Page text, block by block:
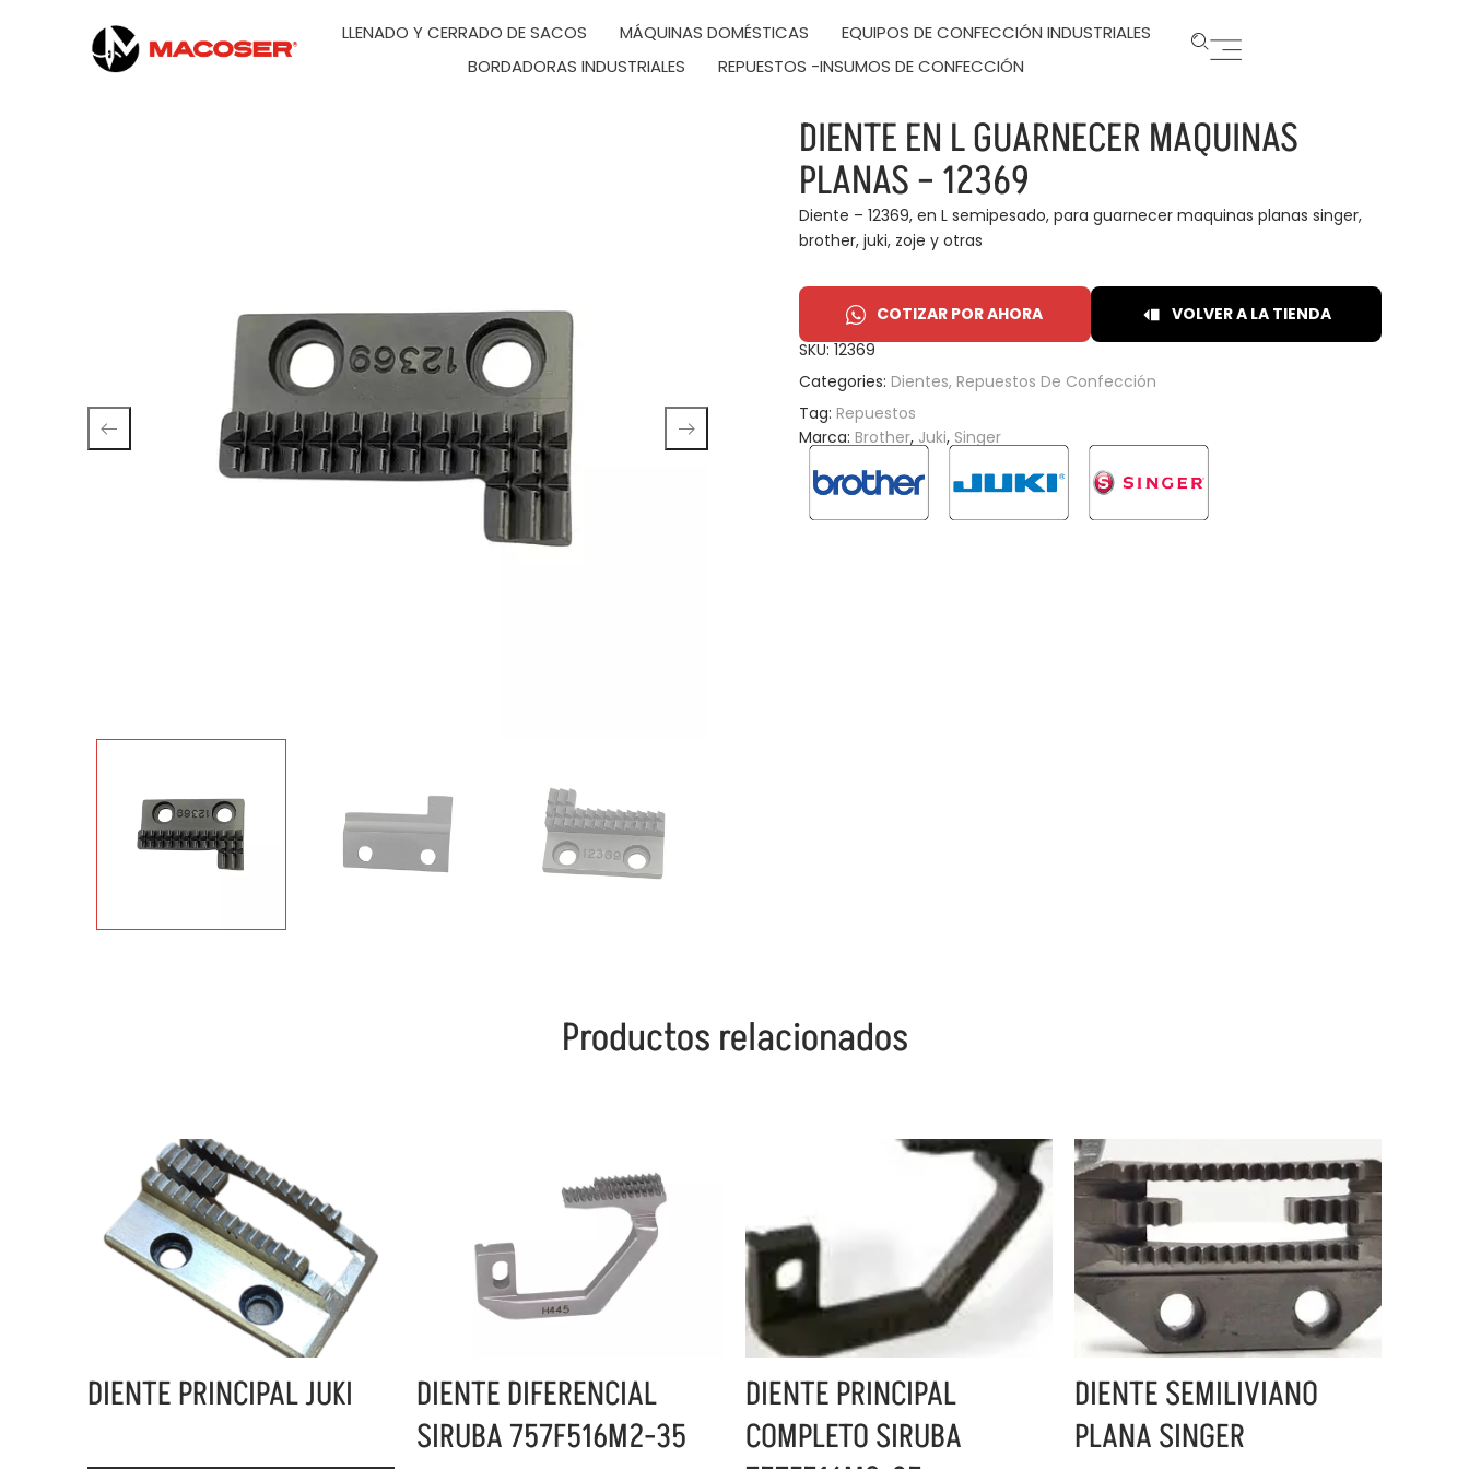
LLENADO Y CERRADO DE SACOS MÁQUINAS DOMÉSTICAS
EQUIPOS DE CONFECCIÓN INDUSTRIALES
BORDADORAS INDUSTRIALES
REPUESTOS -INSUMOS DE CONFECCIÓN
DIENTE EN L GUARNECER MAQUINAS
PLANAS – 12369
Diente – 12369, en L semipesado, para guarnecer maquinas planas singer,
brother, juki, zoje y otras
COTIZAR POR AHORA
VOLVER A LA TIENDA
SKU: 12369
Categories: Dientes,Repuestos De Confección
Tag: Repuestos
Marca:Brother, Juki, Singer
Productos relacionados
DIENTE PRINCIPAL JUKI
DIENTE DIFERENCIAL
SIRUBA 757F516M2-35
DIENTE PRINCIPAL
COMPLETO SIRUBA
DIENTE SEMILIVIANO
PLANA SINGER